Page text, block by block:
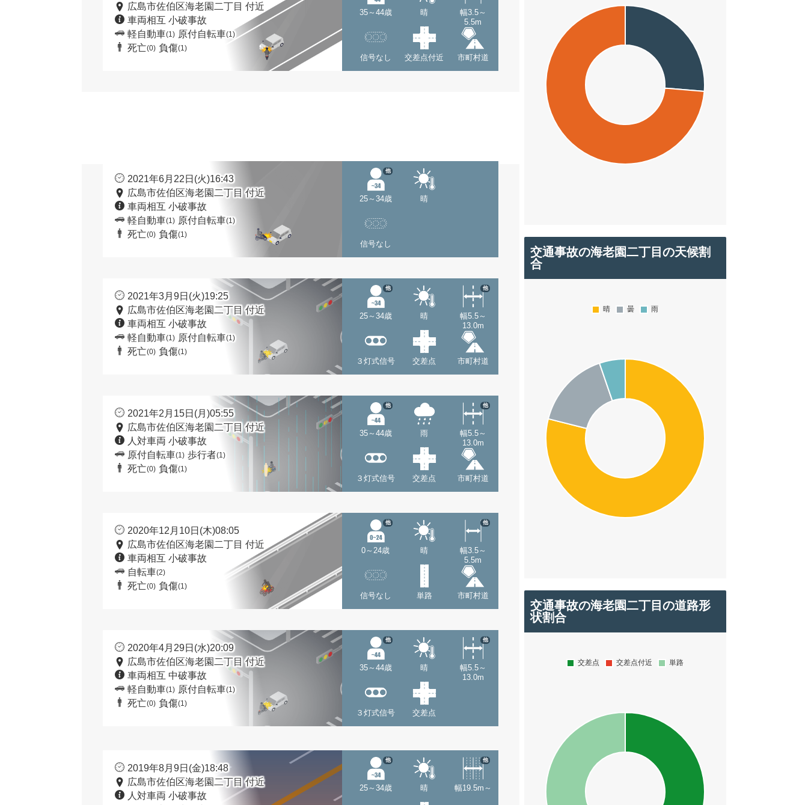
広島市佐伯区海老園二丁目 付近
車両相互 小破事故
軽自動車(1) 原付自転車(1)
死亡(0) 負傷(1)
35～44歳 晴
幅3.5～
5.5m
信号なし 交差点付近 市町村道
2021年6月22日(火)16:43
広島市佐伯区海老園二丁目 付近
車両相互 小破事故
軽自動車(1) 原付自転車(1)
死亡(0) 負傷(1)
25～34歳
他
晴
信号なし
2021年3月9日(火)19:25
広島市佐伯区海老園二丁目 付近
車両相互 小破事故
軽自動車(1) 原付自転車(1)
死亡(0) 負傷(1)
25～34歳
他
晴
幅5.5～
13.0m
他
３灯式信号 交差点 市町村道
2021年2月15日(月)05:55
広島市佐伯区海老園二丁目 付近
人対車両 小破事故
原付自転車(1) 歩行者(1)
死亡(0) 負傷(1)
35～44歳
他
雨
幅5.5～
13.0m
他
３灯式信号 交差点 市町村道
2020年12月10日(木)08:05
広島市佐伯区海老園二丁目 付近
車両相互 小破事故
自転車(2)
死亡(0) 負傷(1)
0～24歳
他
晴
幅3.5～
5.5m
他
信号なし 単路 市町村道
2020年4月29日(水)20:09
広島市佐伯区海老園二丁目 付近
車両相互 中破事故
軽自動車(1) 原付自転車(1)
死亡(0) 負傷(1)
35～44歳
他
晴
幅5.5～
13.0m
他
３灯式信号 交差点
2019年8月9日(金)18:48
広島市佐伯区海老園二丁目 付近
人対車両 小破事故
25～34歳
他
晴 幅19.5m～
他
交通事故の海老園二丁目の天候割
合
交通事故の海老園二丁目の道路形
状割合